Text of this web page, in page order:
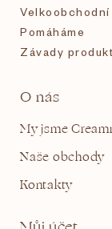
Pomáháme
Závady
O nás
My jsme
Naše obchody
Kontakty